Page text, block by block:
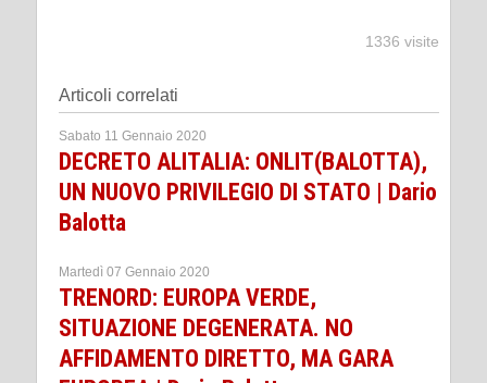
1336 visite
Articoli correlati
Sabato 11 Gennaio 2020
DECRETO ALITALIA: ONLIT(BALOTTA),
UN NUOVO PRIVILEGIO DI STATO | Dario
Balotta
Martedì 07 Gennaio 2020
TRENORD: EUROPA VERDE,
SITUAZIONE DEGENERATA. NO
AFFIDAMENTO DIRETTO, MA GARA